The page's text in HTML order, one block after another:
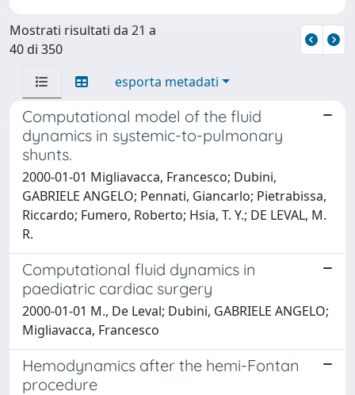
Mostrati risultati da 21 a
40 di 350
esporta metadati
Computational model of the fluid
dynamics in systemic-to-pulmonary
shunts.
2000-01-01 Migliavacca, Francesco; Dubini,
GABRIELE ANGELO; Pennati, Giancarlo; Pietrabissa,
Riccardo; Fumero, Roberto; Hsia, T. Y.; DE LEVAL, M.
R.
Computational fluid dynamics in
paediatric cardiac surgery
2000-01-01 M., De Leval; Dubini, GABRIELE ANGELO;
Migliavacca, Francesco
Hemodynamics after the hemi-Fontan
procedure